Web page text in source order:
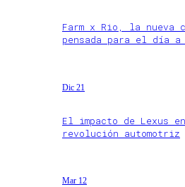
Farm x Rio, la nueva
pensada para el día a
Dic 21
El impacto de Lexus
revolución automotriz
Mar 12